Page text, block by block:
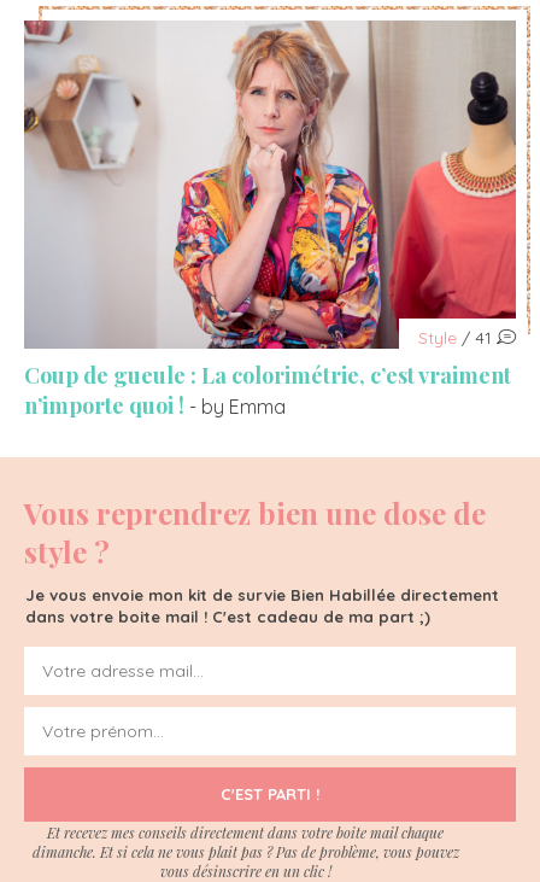
Style / 41
Coup de gueule : La colorimétrie, c’est vraiment
n’importe quoi ! - by Emma
Vous reprendrez bien une dose de
style ?
Je vous envoie mon kit de survie Bien Habillée directement
dans votre boite mail ! C'est cadeau de ma part ;)
C'EST PARTI !
Et recevez mes conseils directement dans votre boite mail chaque
dimanche. Et si cela ne vous plait pas ? Pas de problème, vous pouvez
vous désinscrire en un clic !